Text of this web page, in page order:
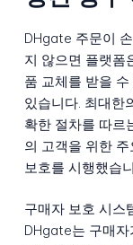
DHgate 주문이
지 않으면 플랫폼
품 교체를 받을
있습니다. 최대한
확한 절차를 따르
의 고객을 위한
보호를 시행했습
구매자 보호 시스
DHgate는 구매